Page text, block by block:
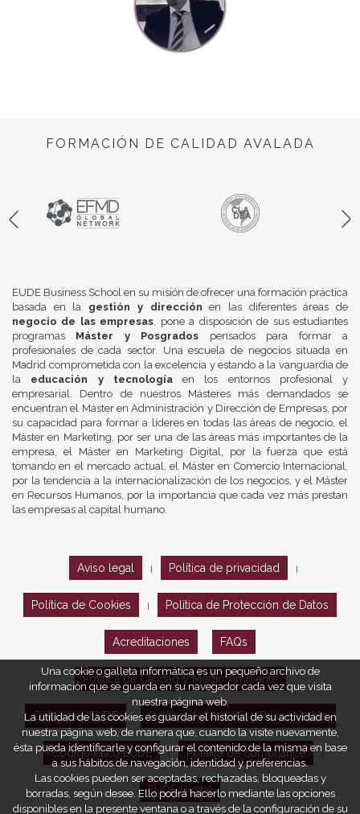
FORMACIÓN DE CALIDAD AVALADA
EUDE Business School en su misión de ofrecer una formación práctica
basada en la gestión y dirección en las diferentes áreas de
negocio de las empresas, pone a disposición de sus estudiantes
programas Máster y Posgrados pensados para formar a
profesionales de cada sector. Una escuela de negocios situada en
Madrid comprometida con la excelencia y estando a la vanguardia de
la educación y tecnologíaen los entornos profesional y
empresarial. Dentro de nuestros Másteres más demandados se
encuentran el Máster en Administración y Dirección de Empresas, por
su capacidad para formar a líderes en todas las áreas de negocio, el
Máster en Marketing, por ser una de las áreas más importantes de la
empresa, el Máster en Marketing Digital, por la fuerza que está
tomando en el mercado actual, el Máster en Comercio Internacional,
por la tendencia a la internacionalización de los negocios, y el Máster
en Recursos Humanos, por la importancia que cada vez más prestan
las empresas al capital humano.
Aviso legal Política de privacidad
Política de Cookies Política de Protección de Datos
Acreditaciones FAQs
Política de Calidad y Medio Ambiente
Opiniones EUDE Política de Marketing Responsable
Código ético EUDE Política de compliance
EUDE Digital
Una cookie o galleta informática es un pequeño archivo de
información que se guarda en su navegador cada vez que visita
nuestra página web.
La utilidad de las cookies es guardar el historial de su actividad en
nuestra página web, de manera que, cuando la visite nuevamente,
ésta pueda identificarle y configurar el contenido de la misma en base
a sus hábitos de navegación, identidad y preferencias.
Las cookies pueden ser aceptadas, rechazadas, bloqueadas y
borradas, según desee. Ello podrá hacerlo mediante las opciones
disponibles en la presente ventana o a través de la configuración de su